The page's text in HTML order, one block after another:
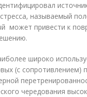
называемый
может привести к
широко
(с сопротивлением)
чередования